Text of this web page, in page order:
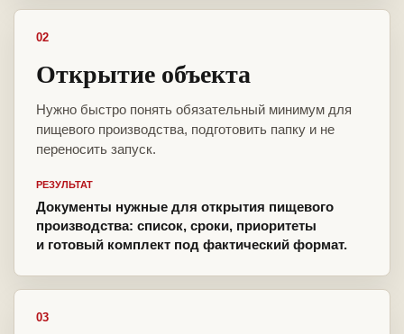
02
Открытие объекта
Нужно быстро понять обязательный минимум для
пищевого производства, подготовить папку и не
переносить запуск.
РЕЗУЛЬТАТ
Документы нужные для открытия пищевого
производства: список, сроки, приоритеты
и готовый комплект под фактический формат.
03